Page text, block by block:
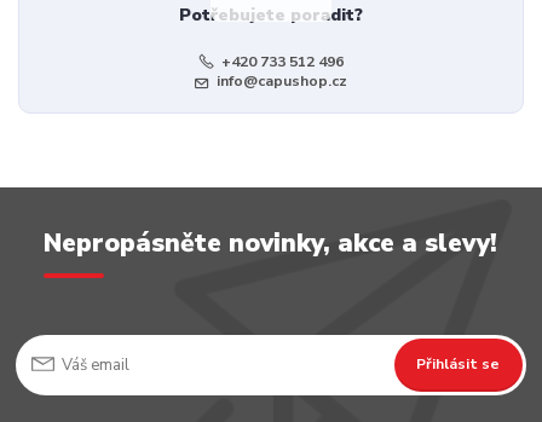
Potřebujete poradit?
+420 733 512 496
info@capushop.cz
Nepropásněte novinky, akce a slevy!
Přihlásit se